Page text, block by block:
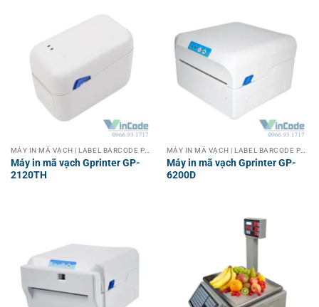
Máy in mã vạch Gprinter GP-
2120TH
Máy in mã vạch Gprinter GP-
6200D